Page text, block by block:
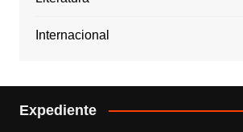
Internacional
Expediente